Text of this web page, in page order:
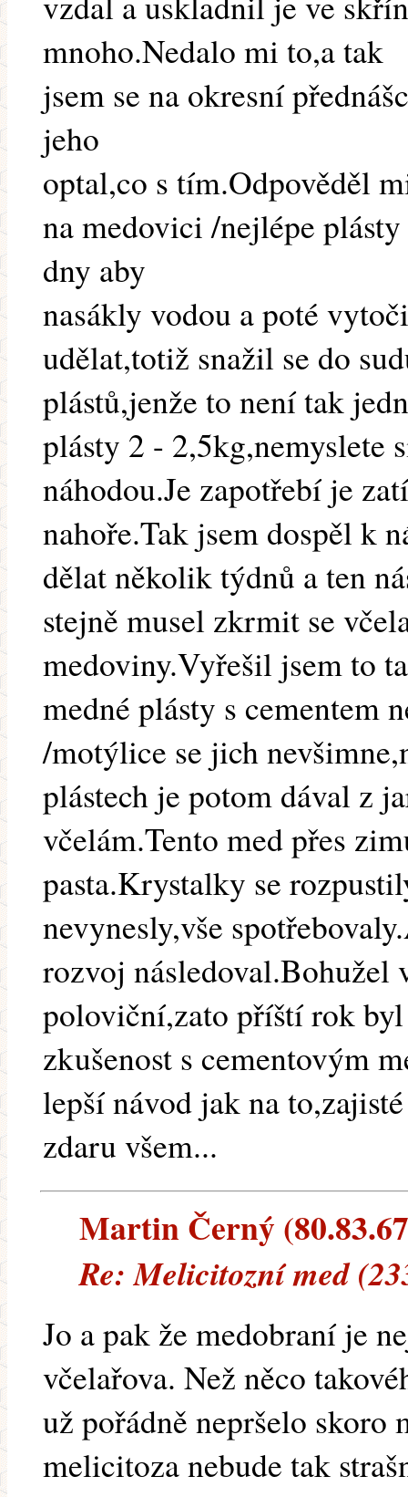
mnoho.Nedalo mi to,a tak
jsem se na okresní
jeho
optal,co s tím.Odpověděl
na medovici /nejlépe
dny aby
nasákly vodou a poté
udělat,totiž snažil se do
plástů,jenže to není tak
plásty 2 - 2,5kg,nemyslete
náhodou.Je zapotřebí je
nahoře.Tak jsem dospěl k
dělat několik týdnů a ten
stejně musel zkrmit se
medoviny.Vyřešil jsem to
medné plásty s cementem
/motýlice se jich
plástech je potom dával z
včelám.Tento med přes
pasta.Krystalky se
nevynesly,vše
rozvoj
poloviční,zato příští rok
zkušenost s cementovým
lepší návod jak na
zdaru všem...
Martin Černý
Re: Melicitozní med
Jo a pak že medobraní je
včelařova. Než něco
už pořádně nepršelo skoro
melicitoza nebude tak